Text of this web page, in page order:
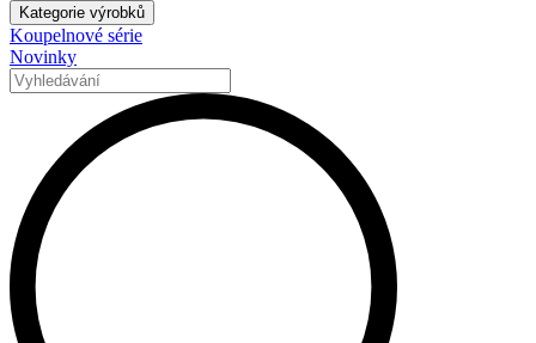
Kategorie výrobků
Koupelnové série
Novinky